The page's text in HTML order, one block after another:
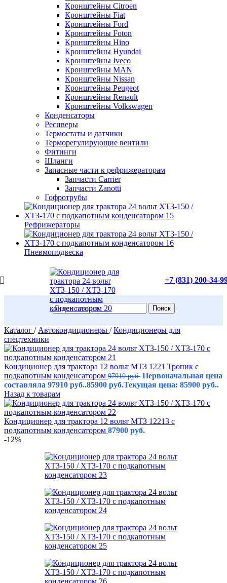
Кронштейны Citroen
Кронштейны Fiat
Кронштейны Ford
Кронштейны Foton
Кронштейны Hino
Кронштейны Hyundai
Кронштейны Iveco
Кронштейны MAN
Кронштейны Nissan
Кронштейны Peugeot
Кронштейны Renault
Кронштейны Volkswagen
Конденсаторы
Ресиверы
Термостаты и датчики
Терморегулирующие вентили
Фитинги
Шланги
Запасные части к рефрижераторам
Запчасти Carrier
Запчасти Zanotti
Гофротрубы
Рефрижераторы
Пневмоподвеска
+7 (831) 200-34-
Поиск
Каталог / Автокондиционеры / Кондиционеры для
спецтехники
Кондиционер для трактора 12 вольт МТЗ 1221 Тропик с
подкапотным конденсатором 97910руб. Первоначальная цена
составляла 97910 руб..85900 руб.Текущая цена: 85900 руб..
Назад к товарам
Кондиционер для трактора 12 вольт МТЗ 12213 с
подкапотным конденсатором 87900 руб.
-12%